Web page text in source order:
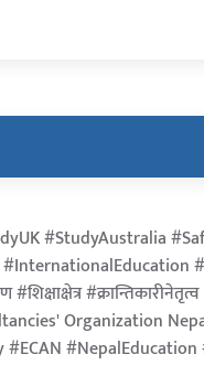
#StudyAustralia
Organization